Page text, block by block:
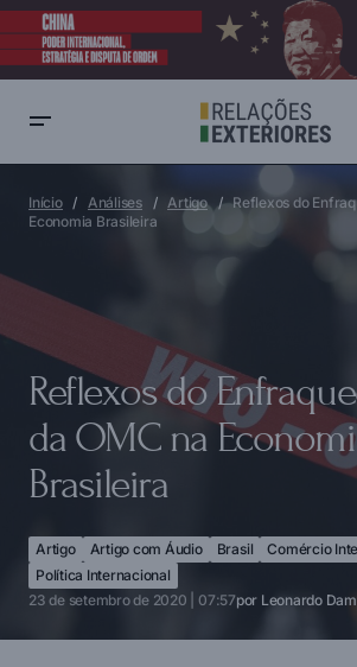
Início Análises Artigo
Reflexos do
Economia Brasileira
Reflexos do
da OMC na
Brasileira
Artigo Artigo com Áudio Brasil
Comércio
Política Internacional
23 de setembro de 2020 | 07:57por Leonardo